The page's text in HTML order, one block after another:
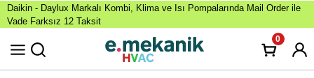
Daikin - Daylux Markalı Kombi, Klima ve Isı Pompalarında Mail Order ile
Vade Farksız 12 Taksit
0